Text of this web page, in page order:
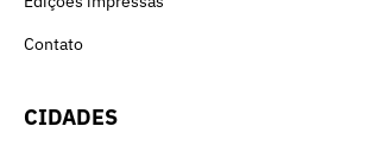
Contato
CIDADES